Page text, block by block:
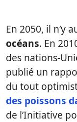
En 2050, il n’y
océans. En
des nations-
publié un
du tout
des poissons
de l’Initiative